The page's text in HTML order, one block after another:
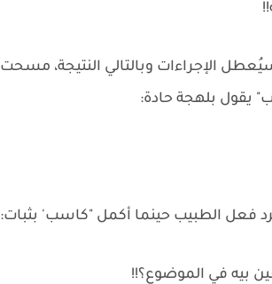
الإجراءات وبالتالي النتيجة، مسحت
يقول بلهجة حادة:
فعل الطبيب حينما أكمل "كاسب' بثبات:
بيه في الموضوع؟!!